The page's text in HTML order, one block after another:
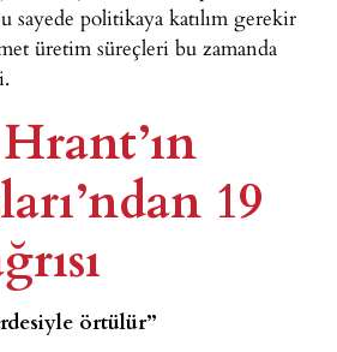
sayede politikaya katılım gerekir
üretim süreçleri bu zamanda
19
örtülür”